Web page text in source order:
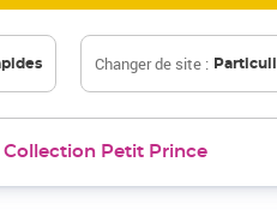
Changer de site :
Collection Petit Prince